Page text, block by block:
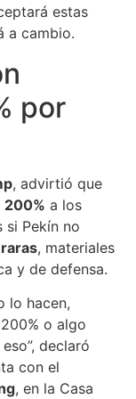
estas
a cambio.
por
, advirtió que
200% a los
si Pekín no
, materiales
y de defensa.
lo hacen,
o algo
declaró
con el
, en la Casa